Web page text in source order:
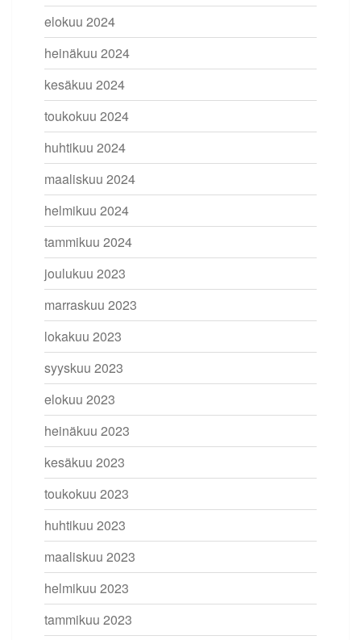
elokuu 2024
heinäkuu 2024
kesäkuu 2024
toukokuu 2024
huhtikuu 2024
maaliskuu 2024
helmikuu 2024
tammikuu 2024
joulukuu 2023
marraskuu 2023
lokakuu 2023
syyskuu 2023
elokuu 2023
heinäkuu 2023
kesäkuu 2023
toukokuu 2023
huhtikuu 2023
maaliskuu 2023
helmikuu 2023
tammikuu 2023